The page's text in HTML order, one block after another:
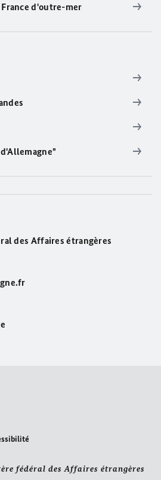
d'outre-mer
des Affaires étrangères
fédéral des Affaires étrangères